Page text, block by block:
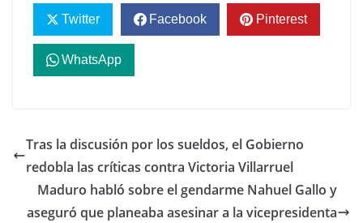
Twitter Facebook Pinterest
WhatsApp
Tras la discusión por los sueldos, el Gobierno
redobla las críticas contra Victoria Villarruel
Maduro habló sobre el gendarme Nahuel Gallo y
aseguró que planeaba asesinar a la vicepresidenta